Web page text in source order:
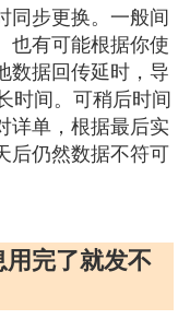
同步更换。一般间
也有可能根据你使
数据回传延时，导
时间。可稍后时间
详单，根据最后实
后仍然数据不符可
完了就发不